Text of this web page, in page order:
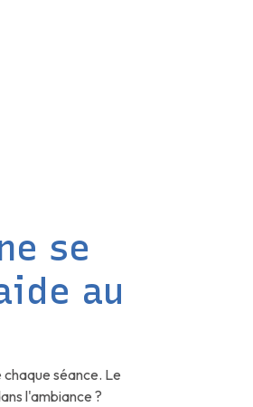
se
au
séance. Le
l'ambiance ?